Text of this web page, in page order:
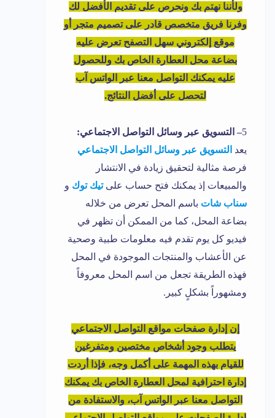
ولأننا نهتم بك ونحرص على تقديم الأفضل لك
وفرنا فريق متخصص قادر على تصميم متجر أو
موقع إلكتروني سهل التصفح تعرض عليه
بضاعة محل العطارة الخاص بك وللحصول
عليه يمكنك التواصل معنا عبر الواتس آب
لتحصل على أفضل النتائج.
5– التسويق عبر وسائل التواصل الاجتماعي:
يعد التسويق عبر وسائل التواصل الاجتماعي
فرصة مثالية لتحقيق زيادة في الانتشار
والمبيعات إذ يمكنك فتح حساب على تيك توك و
سناب شات باسم المحل تعرض من خلاله
بضاعة المحل، كما من الممكن أن تظهر في
فيديو كل يوم تقدم فيه معلومات طبية وصحية
عن الأعشاب والمنتجات الموجودة في المحل
فهذه الطريقة تجعل من اسم المحل معروفاً
ومشهوراً بشكلٍ كبير.
إن إدارة صفحات مواقع التواصل الاجتماعي
يتطلب وجود أشخاص مختصين ومتفرغين
للقيام بهذه المهمة على أكمل وجه، فإذا أردت
إدارة احترافية لمحل العطارة الخاص بك يمكنك
التواصل معنا عبر الواتس آب، والاستفادة من